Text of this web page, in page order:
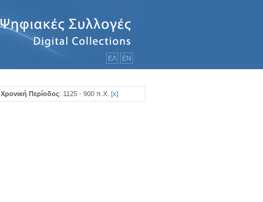
ΕΛ ΕΝ
Χρονική Περίοδος: 1125 - 900 π.Χ. [x]